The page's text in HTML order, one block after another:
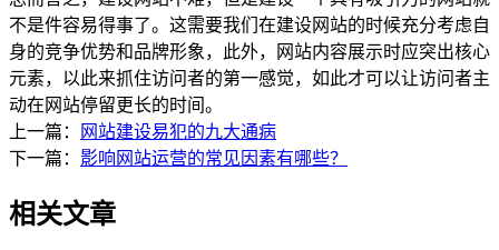
不是件容易得事了。这需要我们在建设网站的时候充分考虑自
身的竞争优势和品牌形象，此外，网站内容展示时应突出核心
元素，以此来抓住访问者的第一感觉，如此才可以让访问者主
动在网站停留更长的时间。
上一篇：
网站建设易犯的九大通病
下一篇： 影响网站运营的常见因素有哪些？
相关文章